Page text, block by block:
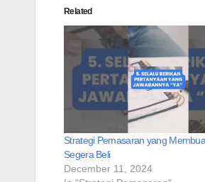
Related
Strategi Pemasaran yang
Segera Beli
December 11, 2024